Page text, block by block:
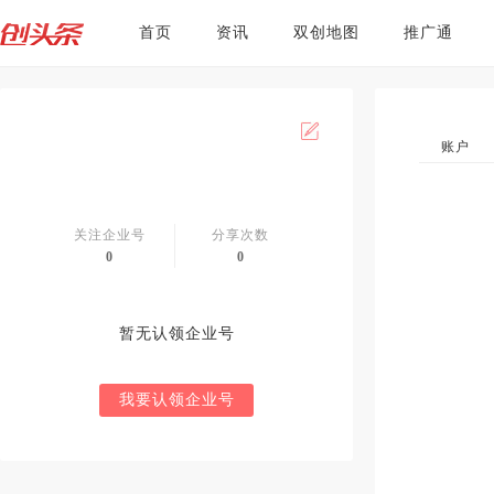
首页 资讯 双创地图 推广通
关注企业号
0
分享次数
0
暂无认领企业号
我要认领企业号
账户